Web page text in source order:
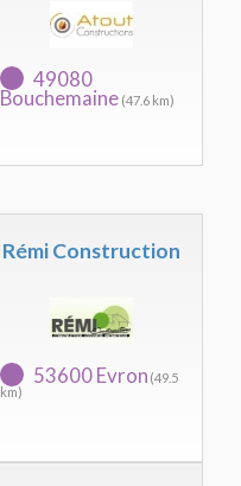
49080
Bouchemaine (47.6 km)
Rémi Construction
53600 Evron (49.5
km)